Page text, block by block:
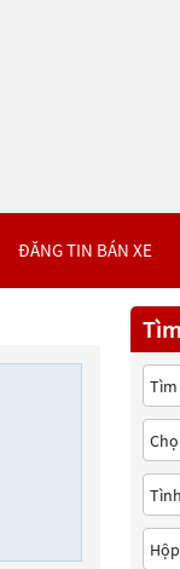
ĐĂNG TIN BÁN XE